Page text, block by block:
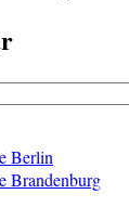
Berlin
Brandenburg